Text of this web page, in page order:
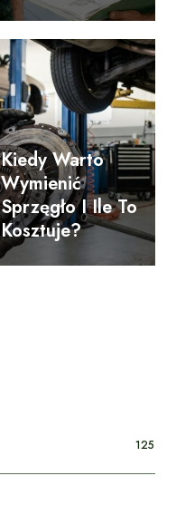
Kiedy Warto
Wymienić
Sprzęgło I Ile To
Kosztuje?
125